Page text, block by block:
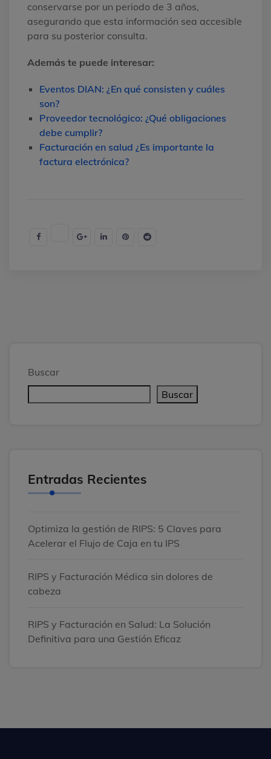
conservarse por un periodo de 3 años,
asegurando que esta información sea accesible
para su posterior consulta.
Además te puede interesar:
Eventos DIAN: ¿En qué consisten y cuáles
son?
Proveedor tecnológico: ¿Qué obligaciones
debe cumplir?
Facturación en salud ¿Es importante la
factura electrónica?
Buscar
Buscar
Entradas Recientes
Optimiza la gestión de RIPS: 5 Claves para
Acelerar el Flujo de Caja en tu IPS
RIPS y Facturación Médica sin dolores de
cabeza
RIPS y Facturación en Salud: La Solución
Definitiva para una Gestión Eficaz